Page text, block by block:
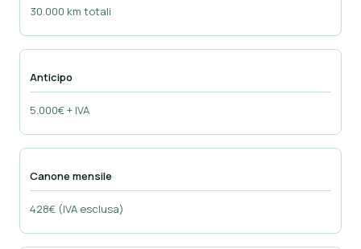
30.000 km totali
Anticipo
5.000€ + IVA
Canone mensile
428€ (IVA esclusa)